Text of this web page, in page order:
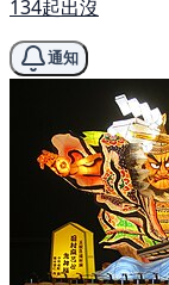
134起出沒
通知